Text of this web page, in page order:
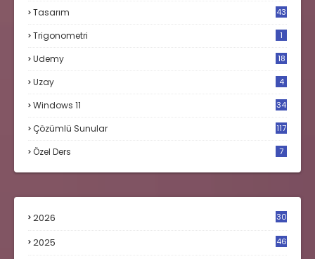
Tasarım 43
Trigonometri 1
Udemy 18
Uzay 4
Windows 11 34
Çözümlü Sunular 117
Özel Ders 7
2026 30
2025 46